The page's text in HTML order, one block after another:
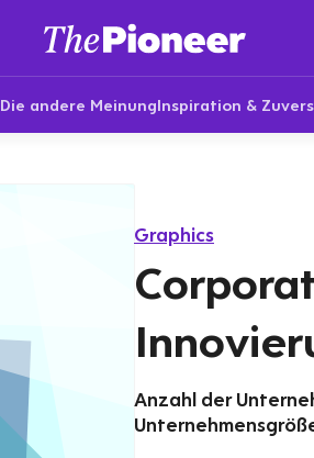
Die andere MeinungInspiration &
Graphics
Anzahl der